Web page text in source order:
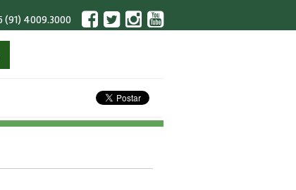
(91) 4009.3000